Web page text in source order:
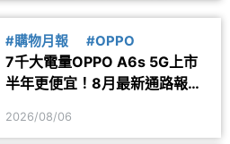
#購物月報 #OPPO
7千大電量OPPO A6s 5G上市
半年更便宜！8月最新通路報價
2026/08/06